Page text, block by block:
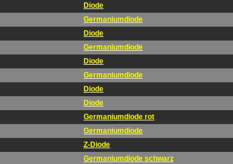
Diode
Germaniumdiode
Diode
Germaniumdiode
Diode
Germaniumdiode
Diode
Diode
Germaniumdiode rot
Germaniumdiode
Z-Diode
Germaniumdiode schwarz